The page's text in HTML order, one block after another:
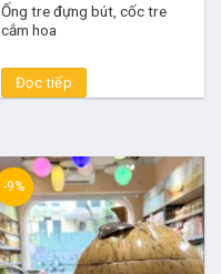
Ống tre đựng bút, cốc tre
cắm hoa
Đọc tiếp
-9%